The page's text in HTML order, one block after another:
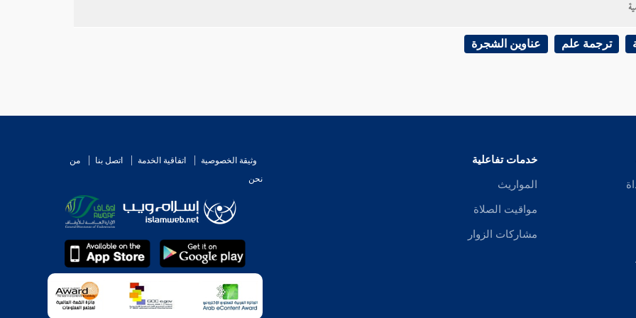
ترجمة علم عناوين الشجرة
خدمات تفاعلية
المواريث
مواقيت الصلاة
مشاركات الزوار
وثيقة الخصوصية اتفاقية الخدمة اتصل بنا
من
نحن